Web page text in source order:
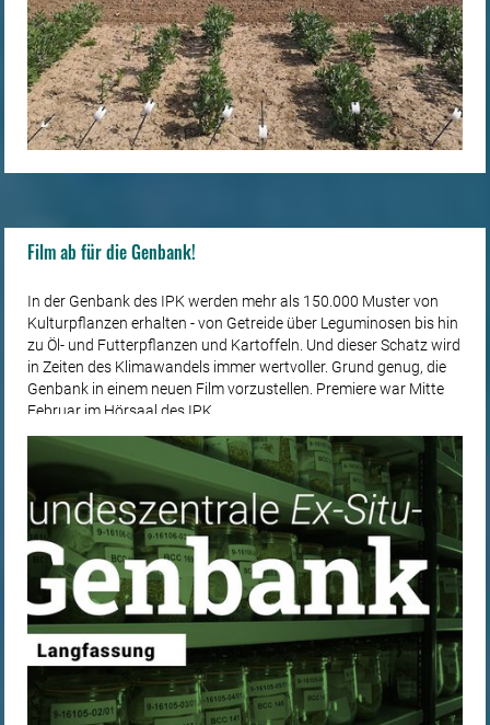
Film ab für die Genbank!
In der Genbank des IPK werden mehr als 150.000 Muster von
Kulturpflanzen erhalten - von Getreide über Leguminosen bis hin
zu Öl- und Futterpflanzen und Kartoffeln. Und dieser Schatz wird
in Zeiten des Klimawandels immer wertvoller. Grund genug, die
Genbank in einem neuen Film vorzustellen. Premiere war Mitte
Februar im Hörsaal des IPK.